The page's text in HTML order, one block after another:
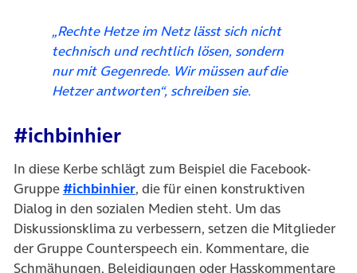
„Rechte Hetze im Netz lässt sich nicht
technisch und rechtlich lösen, sondern
nur mit Gegenrede. Wir müssen auf die
Hetzer antworten“, schreiben sie.
#ichbinhier
In diese Kerbe schlägt zum Beispiel die Facebook-
Gruppe#ichbinhier(öffnet in neuem Tab)
, die für einen konstruktiven
Dialog in den sozialen Medien steht. Um das
Diskussionsklima zu verbessern, setzen die Mitglieder
der Gruppe Counterspeech ein. Kommentare, die
Schmähungen, Beleidigungen oder Hasskommentare